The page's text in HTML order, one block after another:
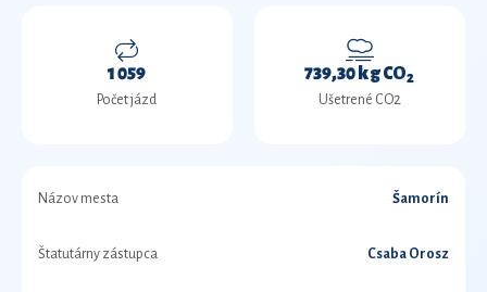
1 059
Počet jázd
739,30 kg CO2
Ušetrené CO2
Názov mesta Šamorín
Štatutárny zástupca Csaba Orosz